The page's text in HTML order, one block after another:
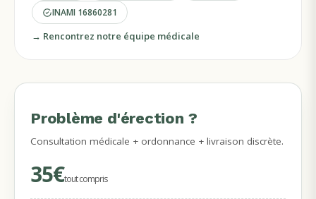
INAMI 16860281
→ Rencontrez notre équipe médicale
MÉDECINS DISPONIBLES
Problème d'érection ?
Consultation médicale + ordonnance + livraison discrète.
35€tout compris